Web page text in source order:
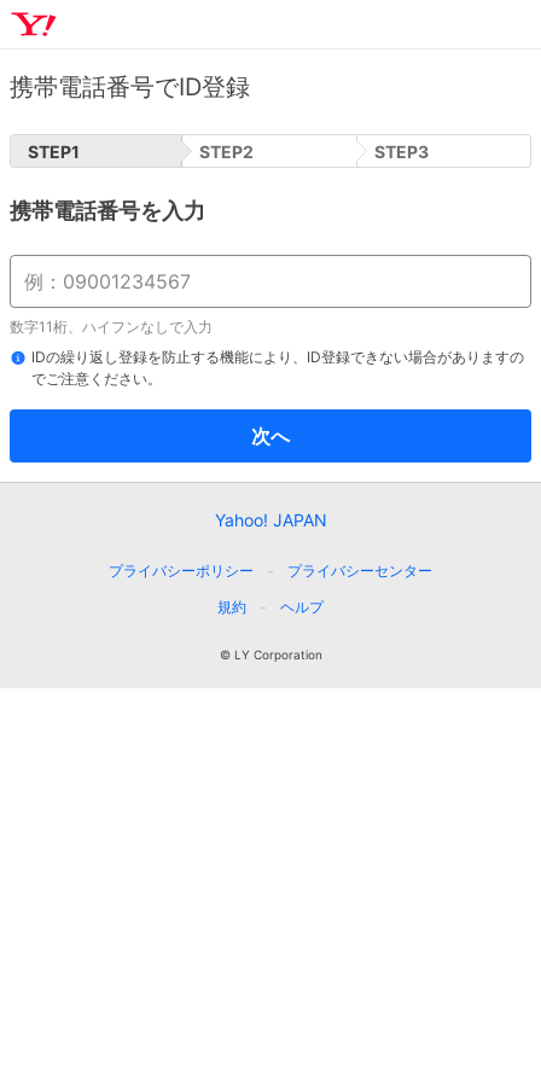
携帯電話番号でID登録
STEP1 STEP2 STEP3
携帯電話番号を入力
数字11桁、ハイフンなしで入力
IDの繰り返し登録を防止する機能により、ID登録できない場合がありますの
でご注意ください。
次へ
Yahoo! JAPAN
プライバシーポリシー
プライバシーセンター
規約
ヘルプ
© LY Corporation